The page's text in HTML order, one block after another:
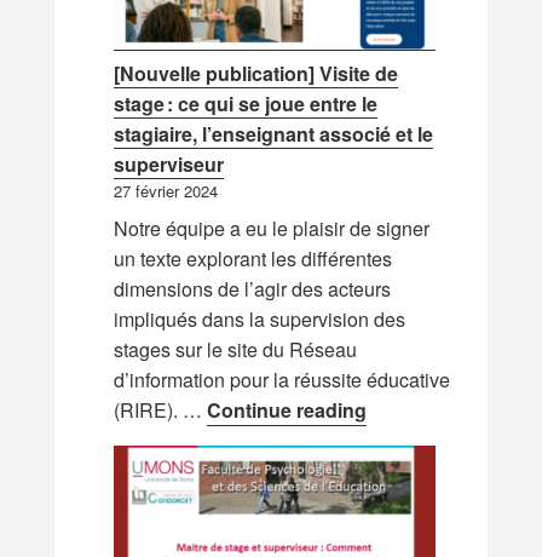
[Nouvelle publication] Visite de
stage : ce qui se joue entre le
stagiaire, l’enseignant associé et le
superviseur
27 février 2024
Notre équipe a eu le plaisir de signer
un texte explorant les différentes
dimensions de l’agir des acteurs
impliqués dans la supervision des
stages sur le site du Réseau
d’information pour la réussite éducative
(RIRE). … Continue reading[Nouvelle